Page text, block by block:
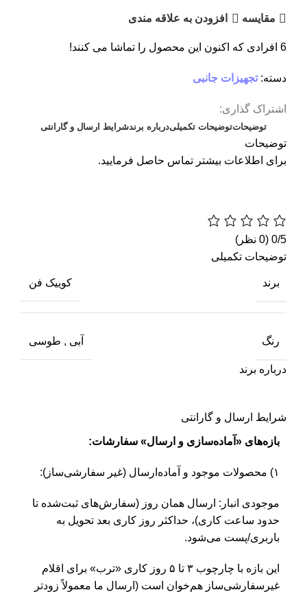
مقايسه افزودن به علاقه مندی
6 افرادی که اکنون این محصول را تماشا می کنند!
دسته: تجهیزات جانبی
اشتراک گذاری:
توضیحاتتوضیحات تکمیلیدرباره برندشرایط ارسال و گارانتی
توضیحات
برای اطلاعات بیشتر تماس حاصل فرمایید.
0/5 (0 نظر)
توضیحات تکمیلی
برند کوییک فن
رنگ آبی , طوسی
درباره برند
شرایط ارسال و گارانتی
بازه‌های «آماده‌سازی و ارسال» سفارشات:
۱) محصولات موجود و آماده‌ارسال (غیر سفارشی‌ساز):
موجودی انبار: ارسال همان روز (سفارش‌های ثبت‌شده تا
حدود ساعت کاری)، حداکثر روز کاری بعد تحویل به
باربری/پست می‌شود.
این بازه با چارچوب ۳ تا ۵ روز کاری «ترب» برای اقلام
غیرسفارشی‌ساز هم‌خوان است (ارسال ما معمولاً زودتر